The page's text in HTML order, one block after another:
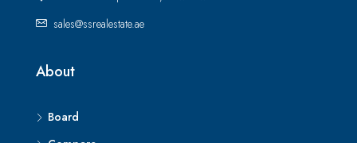
sales@ssrealestate.ae
About
Board